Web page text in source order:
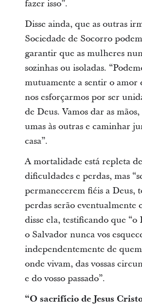
fazer isso”.
Disse ainda, que as outras
Sociedade de Socorro
garantir que as mulheres
sozinhas ou isoladas.
mutuamente a sentir o amor
nos esforçarmos por ser
de Deus. Vamos dar as
umas às outras e caminhar
casa”.
A mortalidade está repleta
dificuldades e perdas, mas
permanecerem fiéis a Deus,
perdas serão eventualmente
disse ela, testificando que “o
o Salvador nunca vos
independentemente de
onde vivam, das vossas
e do vosso passado”.
“O sacrifício de Jesus